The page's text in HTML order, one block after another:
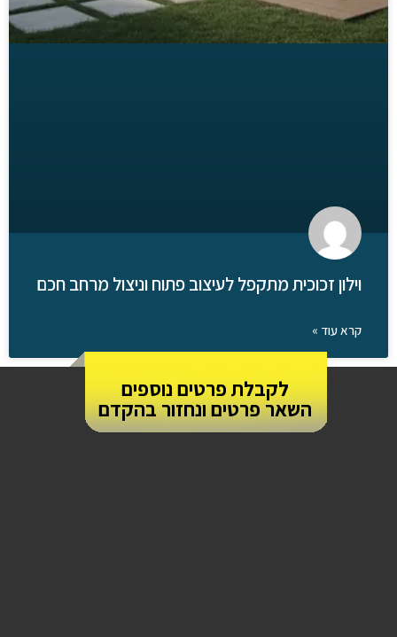
וילון זכוכית מתקפל לעיצוב פתוח וניצול מרחב חכם
קרא עוד »
לקבלת פרטים נוספים
השאר פרטים ונחזור בהקדם